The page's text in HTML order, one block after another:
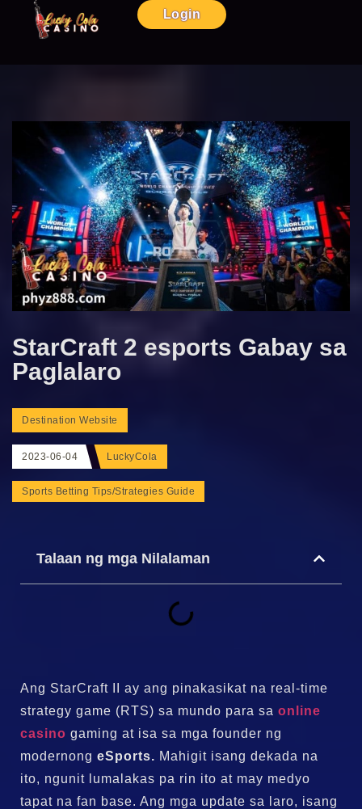
Login
StarCraft 2 esports Gabay sa
Paglalaro
Destination Website
2023-06-04 LuckyCola
Sports Betting Tips/Strategies Guide
Talaan ng mga Nilalaman
Ang StarCraft II ay ang pinakasikat na real-time
strategy game (RTS) sa mundo para sa online
casino gaming at isa sa mga founder ng
modernong eSports. Mahigit isang dekada na
ito, ngunit lumalakas pa rin ito at may medyo
tapat na fan base. Ang mga update sa laro, isang